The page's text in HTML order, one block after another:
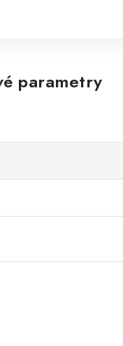
parametry